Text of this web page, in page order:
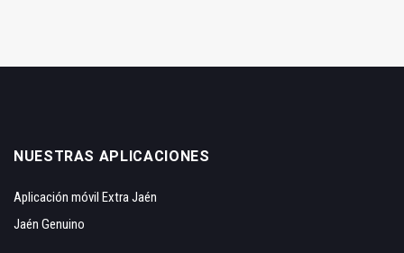
NUESTRAS APLICACIONES
Aplicación móvil Extra Jaén
Jaén Genuino